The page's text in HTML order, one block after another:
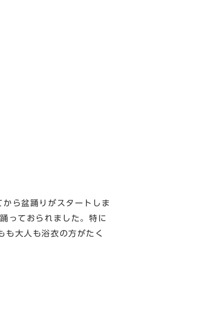
ら盆踊りがスタートしま
っておられました。特に
も大人も浴衣の方がたく